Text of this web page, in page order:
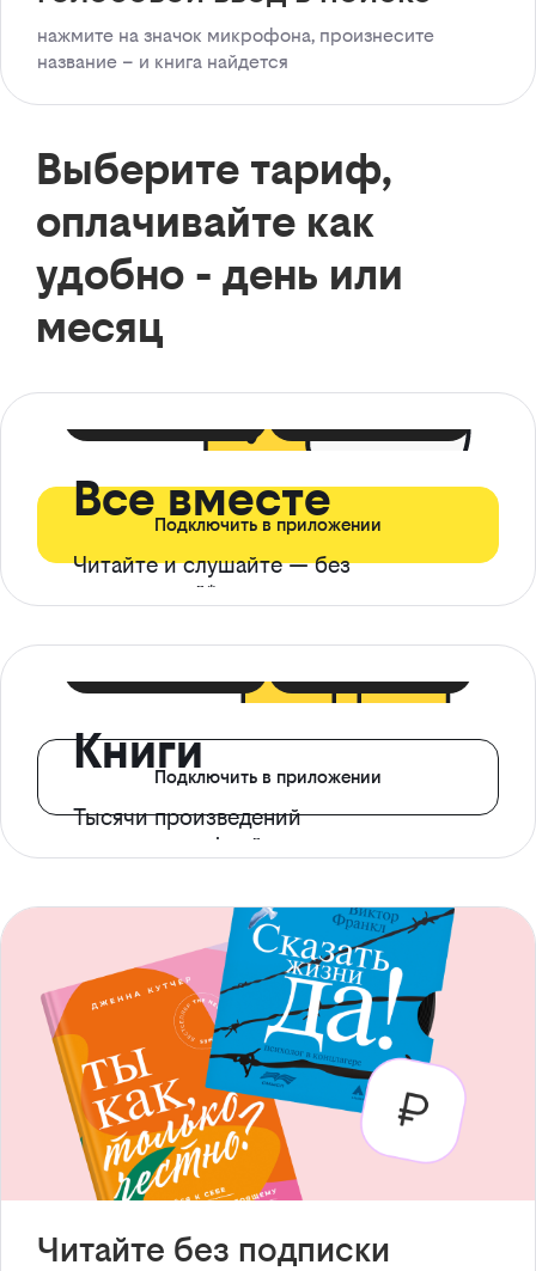
нажмите на значок микрофона, произнесите
название – и книга найдется
Выберите тариф,
оплачивайте как
удобно - день или
месяц
Все вместе
Читайте и слушайте — без
ограничений*
Подключить в приложении
Книги
Тысячи произведений
с доступом офлайн
Подключить в приложении
Читайте без подписки